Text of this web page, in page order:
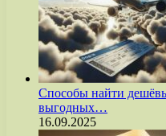
Способы найти
выгодных…
16.09.2025